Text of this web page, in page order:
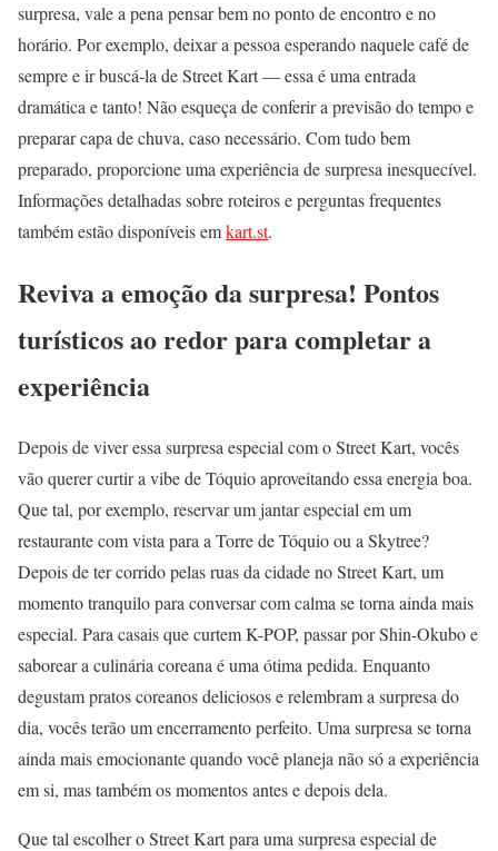
surpresa, vale a pena pensar bem no ponto de encontro e no
horário. Por exemplo, deixar a pessoa esperando naquele café de
sempre e ir buscá-la de Street Kart — essa é uma entrada
dramática e tanto! Não esqueça de conferir a previsão do tempo e
preparar capa de chuva, caso necessário. Com tudo bem
preparado, proporcione uma experiência de surpresa inesquecível.
Informações detalhadas sobre roteiros e perguntas frequentes
também estão disponíveis emkart.st.
Reviva a emoção da surpresa! Pontos
turísticos ao redor para completar a
experiência
Depois de viver essa surpresa especial com o Street Kart, vocês
vão querer curtir a vibe de Tóquio aproveitando essa energia boa.
Que tal, por exemplo, reservar um jantar especial em um
restaurante com vista para a Torre de Tóquio ou a Skytree?
Depois de ter corrido pelas ruas da cidade no Street Kart, um
momento tranquilo para conversar com calma se torna ainda mais
especial. Para casais que curtem K-POP, passar por Shin-Okubo e
saborear a culinária coreana é uma ótima pedida. Enquanto
degustam pratos coreanos deliciosos e relembram a surpresa do
dia, vocês terão um encerramento perfeito. Uma surpresa se torna
ainda mais emocionante quando você planeja não só a experiência
em si, mas também os momentos antes e depois dela.
Que tal escolher o Street Kart para uma surpresa especial de